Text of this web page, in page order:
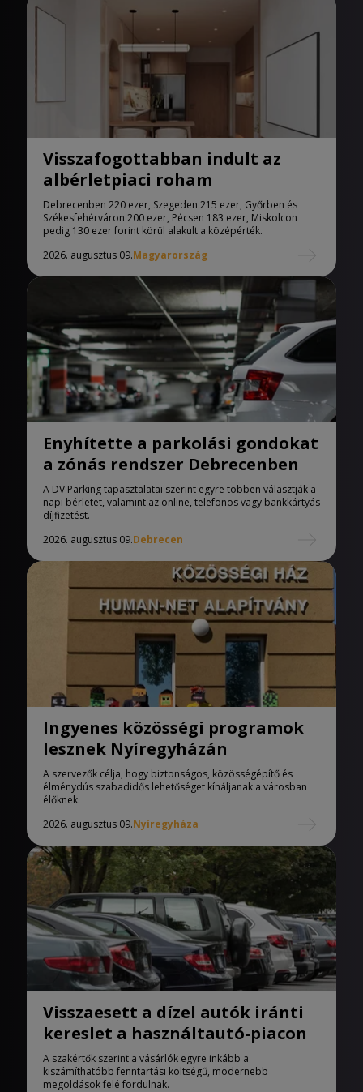
Visszafogottabban indult az
albérletpiaci roham
Debrecenben 220 ezer, Szegeden 215 ezer, Győrben és
Székesfehérváron 200 ezer, Pécsen 183 ezer, Miskolcon
pedig 130 ezer forint körül alakult a középérték.
2026. augusztus 09.Magyarország
Enyhítette a parkolási gondokat
a zónás rendszer Debrecenben
A DV Parking tapasztalatai szerint egyre többen választják a
napi bérletet, valamint az online, telefonos vagy bankkártyás
díjfizetést.
2026. augusztus 09.Debrecen
Ingyenes közösségi programok
lesznek Nyíregyházán
A szervezők célja, hogy biztonságos, közösségépítő és
élménydús szabadidős lehetőséget kínáljanak a városban
élőknek.
2026. augusztus 09.Nyíregyháza
Visszaesett a dízel autók iránti
kereslet a használtautó-piacon
A szakértők szerint a vásárlók egyre inkább a
kiszámíthatóbb fenntartási költségű, modernebb
megoldások felé fordulnak.